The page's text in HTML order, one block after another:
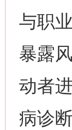
与职
暴露
动者
病诊断